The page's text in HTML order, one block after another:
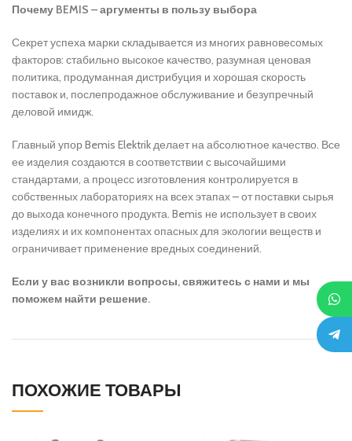
Почему BEMIS – аргументы в пользу выбора
Секрет успеха марки складывается из многих равновесомых
факторов: стабильно высокое качество, разумная ценовая
политика, продуманная дистрибуция и хорошая скорость
поставок и, послепродажное обслуживание и безупречный
деловой имидж.
Главный упор Bemis Elektrik делает на абсолютное качество. Все
ее изделия создаются в соответствии с высочайшими
стандартами, а процесс изготовления контролируется в
собственных лабораториях на всех этапах – от поставки сырья
до выхода конечного продукта. Bemis не использует в своих
изделиях и их компонентах опасных для экологии веществ и
ограничивает применение вредных соединений.
Если у вас возникли вопросы, свяжитесь с нами и мы
поможем найти решение.
ПОХОЖИЕ ТОВАРЫ